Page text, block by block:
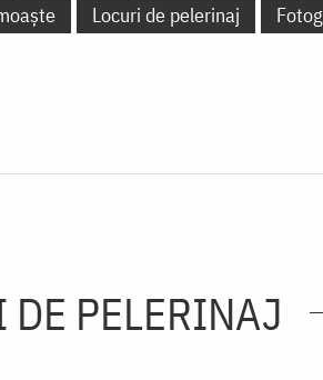
Locuri de pelerinaj
DE PELERINAJ